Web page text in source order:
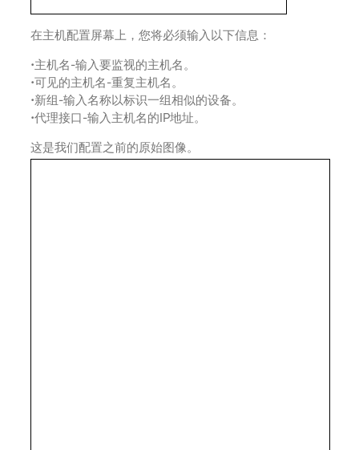
在主机配置屏幕上，您将必须输入以下信息：
•主机名-输入要监视的主机名。
•可见的主机名-重复主机名。
•新组-输入名称以标识一组相似的设备。
•代理接口-输入主机名的IP地址。
这是我们配置之前的原始图像。